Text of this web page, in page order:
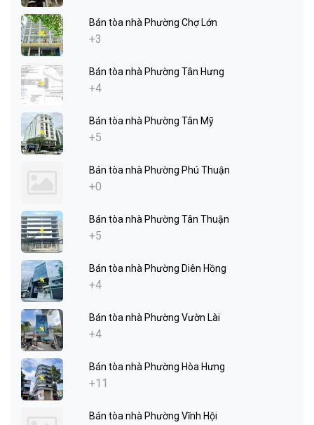
Bán tòa nhà Phường Chợ Lớn
+3
Bán tòa nhà Phường Tân Hưng
+4
Bán tòa nhà Phường Tân Mỹ
+5
Bán tòa nhà Phường Phú Thuận
+0
Bán tòa nhà Phường Tân Thuận
+5
Bán tòa nhà Phường Diên Hồng
+4
Bán tòa nhà Phường Vườn Lài
+4
Bán tòa nhà Phường Hòa Hưng
+11
Bán tòa nhà Phường Vĩnh Hội